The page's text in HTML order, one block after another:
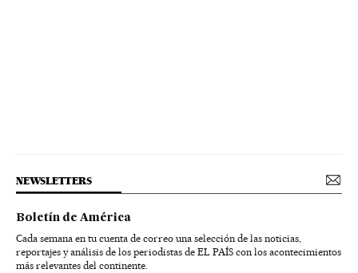
NEWSLETTERS
Boletín de América
Cada semana en tu cuenta de correo una selección de las noticias,
reportajes y análisis de los periodistas de EL PAÍS con los acontecimientos
más relevantes del continente.